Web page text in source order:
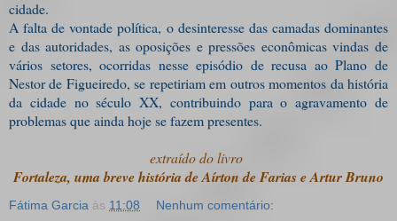
cidade.
A falta de vontade política, o desinteresse das camadas dominantes
e das autoridades, as oposições e pressões econômicas vindas de
vários setores, ocorridas nesse episódio de recusa ao Plano de
Nestor de Figueiredo, se repetiriam em outros momentos da história
da cidade no século XX, contribuindo para o agravamento de
problemas que ainda hoje se fazem presentes.
extraído do livro
Fortaleza, uma breve história de Aírton de Farias e Artur Bruno
Fátima Garcia às 11:08 Nenhum comentário: